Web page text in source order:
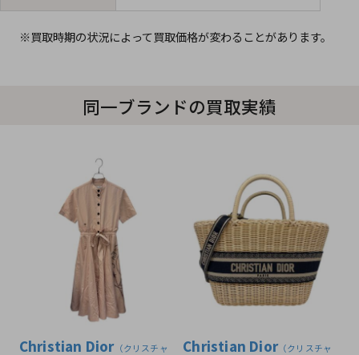
※買取時期の状況によって買取価格が変わることがあります。
同一ブランドの買取実績
Christian Dior（クリスチャ
Christian Dior（クリスチャ